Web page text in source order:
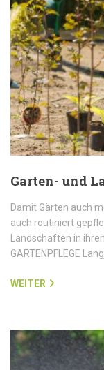
Garten- und
Damit Gärten auch
auch routiniert
Landschaften in
GARTENPFLEGE
WEITER